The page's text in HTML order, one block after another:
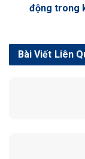
động trong
Liên
Bài Viết